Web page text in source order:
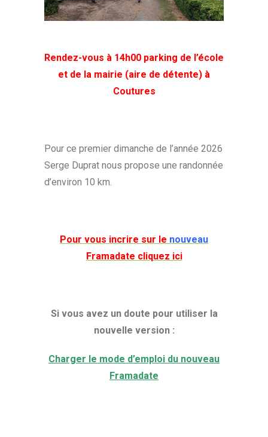
Rendez-vous à 14h00 parking de l’école
et de la mairie (aire de détente) à
Coutures
Pour ce premier dimanche de l’année 2026
Serge Duprat nous propose une randonnée
d’environ 10 km.
Pour vous incrire sur le nouveau
Framadate cliquez ici
Si vous avez un doute pour utiliser la
nouvelle version :
Charger le mode d’emploi du nouveau
Framadate